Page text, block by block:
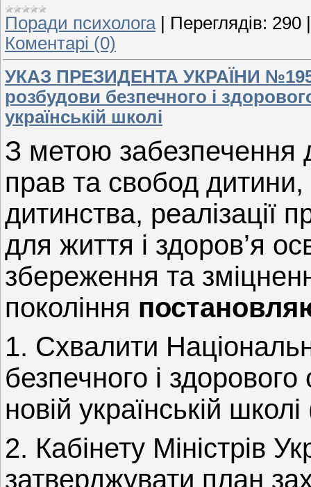
Поради психолога| Переглядів: 290
Коментарі (0)
УКАЗ ПРЕЗИДЕНТА УКРАЇНИ №195/
розбудови безпечного і
українській школі
З метою забезпечення
прав та свобод дитини,
дитинства, реалізації
для життя і здоров’я
збереження та
покоління
1. Схвалити
безпечного і
новій українській
2. Кабінету Міністрів
затверджувати план